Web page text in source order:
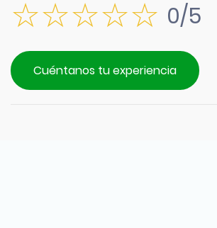
0/5
Cuéntanos tu experiencia